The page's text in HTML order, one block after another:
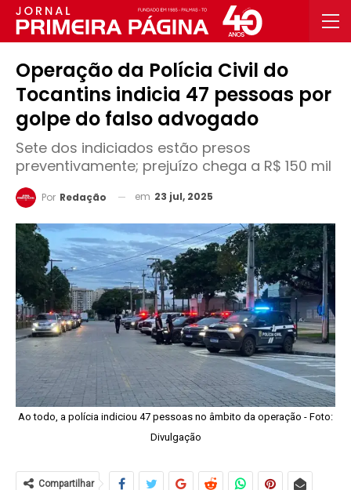
Operação da Polícia Civil do
Tocantins indicia 47 pessoas por
golpe do falso advogado
Sete dos indiciados estão presos
preventivamente; prejuízo chega a R$ 150 mil
Por Redação em 23 jul, 2025
Ao todo, a polícia indiciou 47 pessoas no âmbito da operação - Foto:
Divulgação
Compartilhar